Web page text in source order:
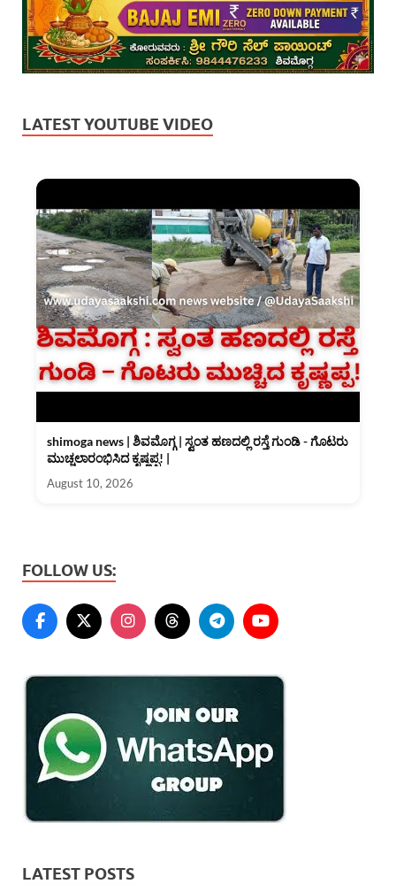
LATEST YOUTUBE VIDEO
shimoga news | ಶಿವಮೊಗ್ಗ | ಸ್ವಂತ ಹಣದಲ್ಲಿ ರಸ್ತೆ ಗುಂಡಿ - ಗೊಟರು
ಮುಚ್ಚಲಾರಂಭಿಸಿದ ಕೃಷ್ಣಪ್ಪ! |
August 10, 2026
FOLLOW US:
LATEST POSTS